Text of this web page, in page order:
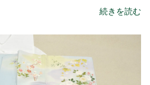
続きを読む